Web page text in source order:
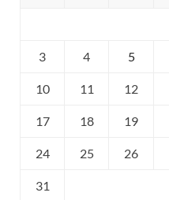
3 4 5
10 11 12
17 18 19
24 25 26
31